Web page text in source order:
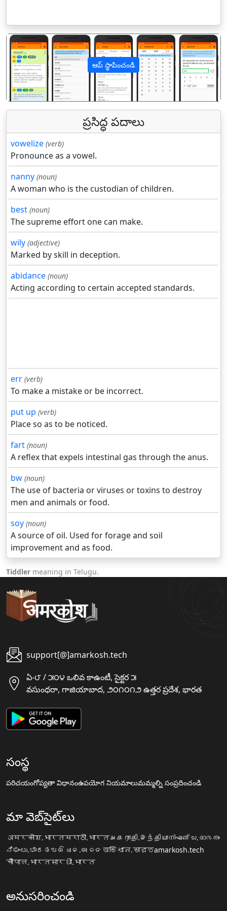
ఆప్ స్థాపించండి
पिछला
ప్రసిద్ధ పదాలు
vowelize (verb)
Pronounce as a vowel.
nanny (noun)
A woman who is the custodian of children.
best (noun)
The supreme effort one can make.
wily (adjective)
Marked by skill in deception.
abidance (noun)
Acting according to certain accepted standards.
err (verb)
To make a mistake or be incorrect.
put up (verb)
Place so as to be noticed.
fart (noun)
A reflex that expels intestinal gas through the anus.
bw (noun)
The use of bacteria or viruses or toxins to destroy
men and animals or food.
soy (noun)
A source of oil. Used for forage and soil
improvement and as food.
Tiddler meaning in Telugu.
support[@]amarkosh.tech
ఏ-౮ / ౫౦౪ ఒలివ కాఉంటీ, సైక్టర ౫
వసుంధరా, గాజియాబాద, ౨౦౧౦౧౨ ఉత్తర ప్రదేశ, భారత
సంస్థ
పరిచయంగోప్యతా విధానంఉపయోగ నియమాలుమమ్మల్ని సంప్రదించండి
మా వెబ్‌సైట్‌లు
अमरकोश.भारतमराठी.भारतஅகராதி.இந்தியாനിഘണ്ടു.ഭാരതം
ನಿಘಂಟು.ಭಾರತ ଅଭିଧାନ.ଭାରତ অভিধান.ভারতamarkosh.tech
चौपाल.भारतसारथी.भारत
అనుసరించండి